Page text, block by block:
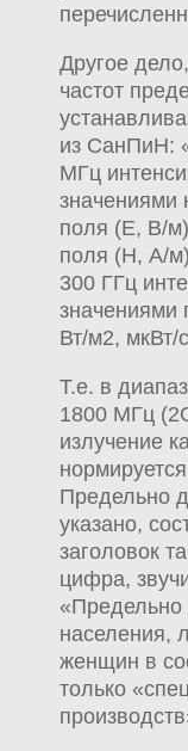
Другое
частот
из СанПиН:
МГц
значениями
поля (Е, В/
поля (Н, А/
300 ГГц
значениями
Вт/м2, мкВт/
Т.е. в
1800 МГц
излучение
Предельно
указано,
заголовок
цифра,
населения,
женщин в
только